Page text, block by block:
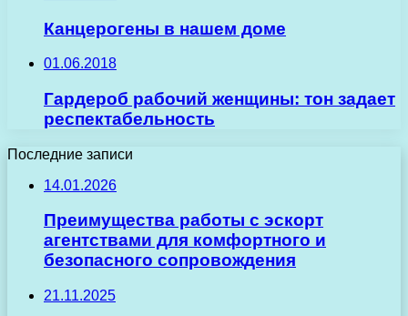
Канцерогены в нашем доме
01.06.2018
Гардероб рабочий женщины: тон задает
респектабельность
Последние записи
14.01.2026
Преимущества работы с эскорт
агентствами для комфортного и
безопасного сопровождения
21.11.2025